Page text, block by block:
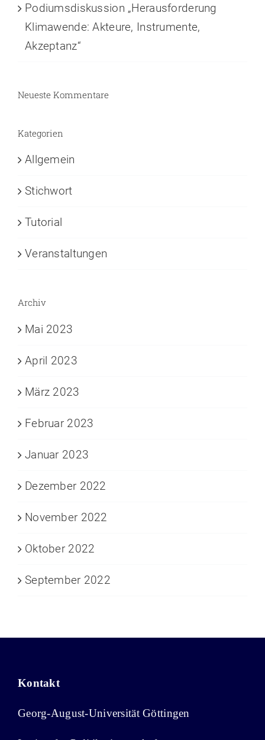
Podiumsdiskussion „Herausforderung
Klimawende: Akteure, Instrumente,
Akzeptanz“
Neueste Kommentare
Kategorien
Allgemein
Stichwort
Tutorial
Veranstaltungen
Archiv
Mai 2023
April 2023
März 2023
Februar 2023
Januar 2023
Dezember 2022
November 2022
Oktober 2022
September 2022
Kontakt
Georg-August-Universität Göttingen